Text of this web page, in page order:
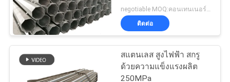
ทัวร์
โรงงาน
เสาส่งกำลัง
สําหรับขาย
ติดต่อ
สแตนเลส สูงไฟฟ้า สกรู
ด้วยความแข็งแรงผลิต
250MPa